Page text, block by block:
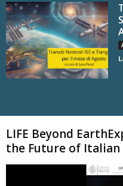
LIFE Beyond
the Future of